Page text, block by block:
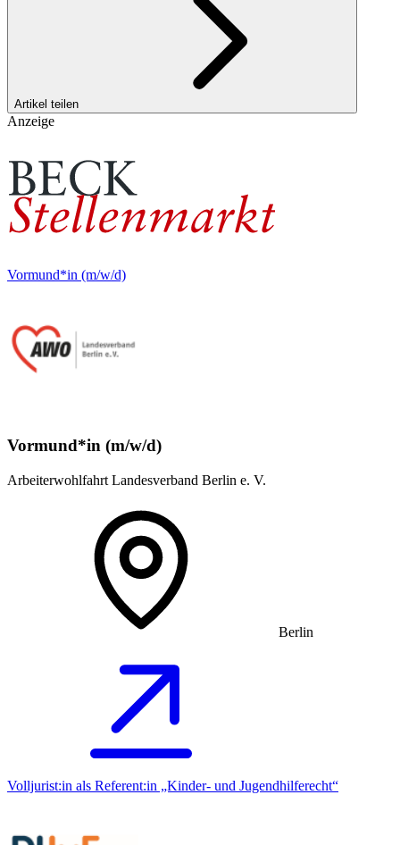
Artikel teilen
Anzeige
Vormund*in (m/w/d)
Vormund*in (m/w/d)
Arbeiterwohlfahrt Landesverband Berlin e. V.
Berlin
Volljurist:in als Referent:in „Kinder- und Jugendhilferecht“